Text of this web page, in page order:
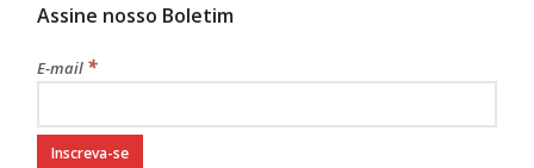
Assine nosso Boletim
E-mail *